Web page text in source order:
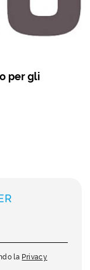
per gli
la Privacy